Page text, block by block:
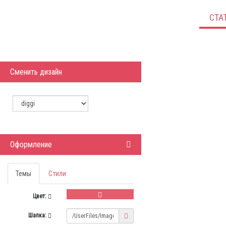
Сменить дизайн
Оформление
Темы Стили
Цвет:
Шапка: